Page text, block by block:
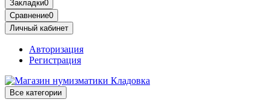
Закладки0
Сравнение0
Личный кабинет
Авторизация
Регистрация
Все категории